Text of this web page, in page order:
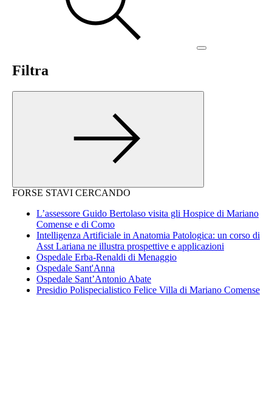
Filtra
FORSE STAVI CERCANDO
L’assessore Guido Bertolaso visita gli Hospice di Mariano
Comense e di Como
Intelligenza Artificiale in Anatomia Patologica: un corso di
Asst Lariana ne illustra prospettive e applicazioni
Ospedale Erba-Renaldi di Menaggio
Ospedale Sant'Anna
Ospedale Sant’Antonio Abate
Presidio Polispecialistico Felice Villa di Mariano Comense